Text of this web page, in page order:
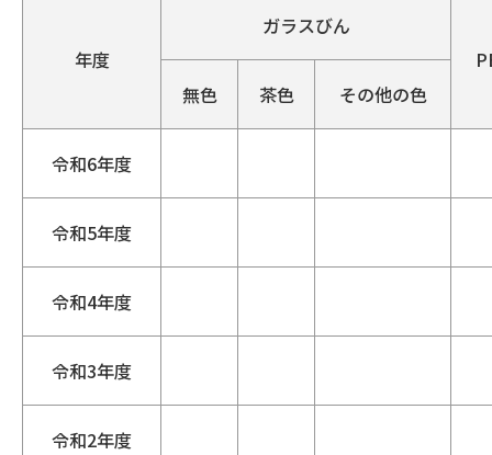
年度
ガラスびん
無色
茶色 その他の色
令和6年度
令和5年度
令和4年度
令和3年度
令和2年度